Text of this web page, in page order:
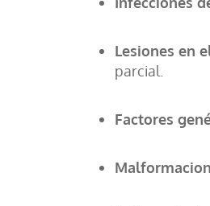
Lesiones en
parcial.
Factores